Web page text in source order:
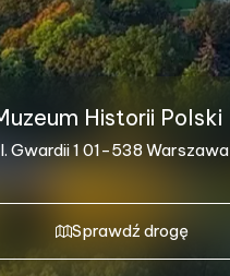
Historii Polski
Gwardii 1 01-538 Warszawa
Sprawdź drogę